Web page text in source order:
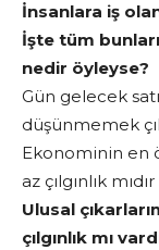
İnsanlara iş
İşte tüm
nedir öyleyse?
Gün gelecek
düşünmemek
Ekonominin en
az çılgınlık
Ulusal
çılgınlık mı